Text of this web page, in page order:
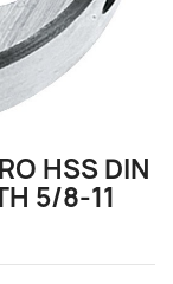
HSS DIN
5/8-11